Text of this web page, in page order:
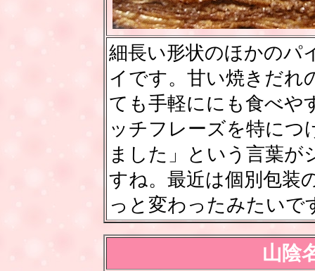
細長い形状のほかのパ
イです。甘い焼きだれ
ても手軽ににも食べや
ッチフレーズを特につ
ました」という言葉が
すね。最近は個別包装
っと変わったみたいで
山陰